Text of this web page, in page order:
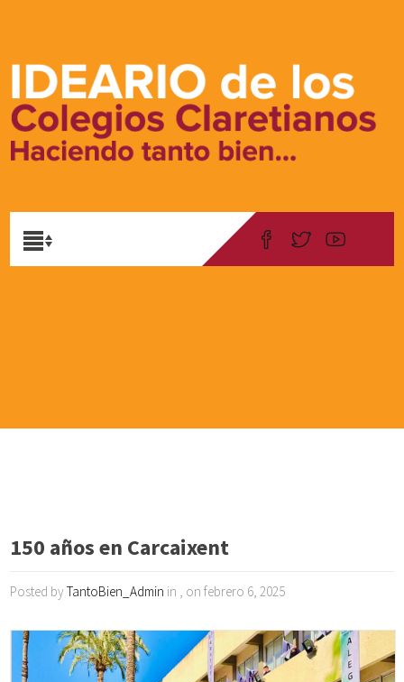
150 años en Carcaixent
Posted byTantoBien_Admin in , on febrero 6, 2025